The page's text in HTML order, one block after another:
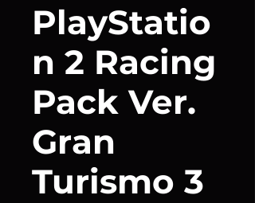
PlayStatio
n 2 Racing
Pack Ver.
Gran
Turismo 3